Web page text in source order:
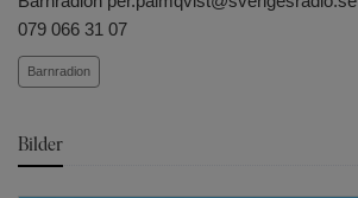
079 066 31 07
Barnradion
Bilder